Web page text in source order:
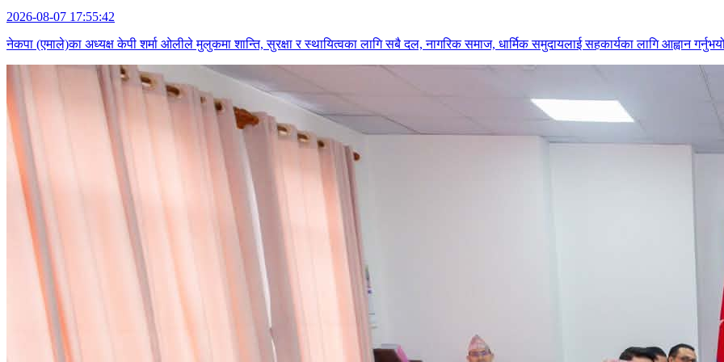
2026-08-07 17:55:42
नेकपा (एमाले)का अध्यक्ष केपी शर्मा ओलीले मुलुकमा शान्ति, सुरक्षा र स्थायित्वका लागि सबै दल, नागरिक समाज, धार्मिक समुदायलाई सहकार्यका लागि आह्वान